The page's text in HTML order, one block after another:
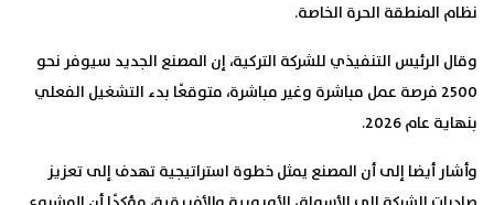
نظام المنطقة الحرة الخاصة.
وقال الرئيس التنفيذي للشركة التركية، إن المصنع الجديد سيوفر نحو
2500 فرصة عمل مباشرة وغير مباشرة، متوقعًا بدء التشغيل الفعلي
بنهاية عام 2026.
وأشار أيضا إلى أن المصنع يمثل خطوة استراتيجية تهدف إلى تعزيز